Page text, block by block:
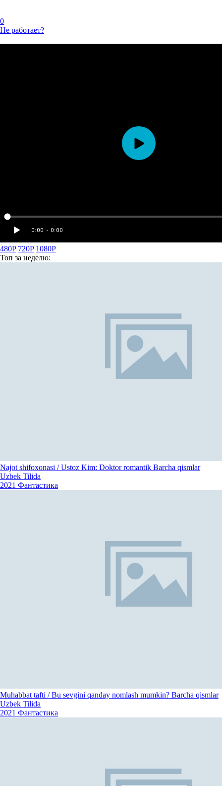
0
Не работает?
480P 720P 1080P
Топ за неделю:
Najot shifoxonasi / Ustoz Kim: Doktor romantik Barcha qismlar
Uzbek Tilida
2021 Фантастика
Muhabbat tafti / Bu sevgini qanday nomlash mumkin? Barcha qismlar
Uzbek Tilida
2021 Фантастика